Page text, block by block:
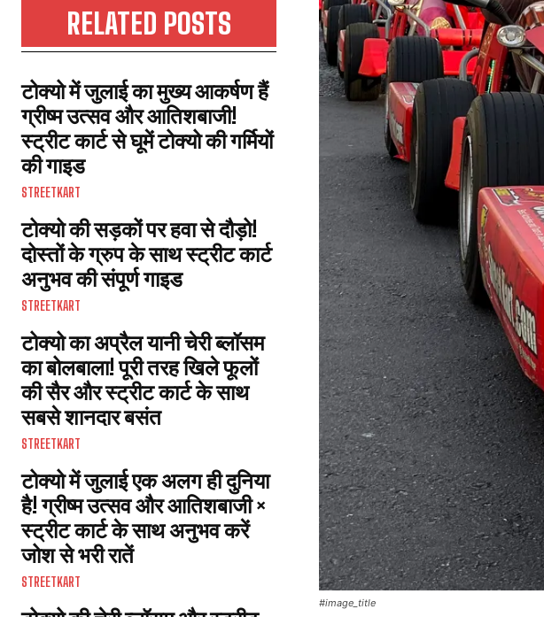
RELATED POSTS
टोक्यो में जुलाई का मुख्य आकर्षण हैं
ग्रीष्म उत्सव और आतिशबाजी!
स्ट्रीट कार्ट से घूमें टोक्यो की गर्मियों
की गाइड
STREETKART
टोक्यो की सड़कों पर हवा से दौड़ो!
दोस्तों के ग्रुप के साथ स्ट्रीट कार्ट
अनुभव की संपूर्ण गाइड
STREETKART
टोक्यो का अप्रैल यानी चेरी ब्लॉसम
का बोलबाला! पूरी तरह खिले फूलों
की सैर और स्ट्रीट कार्ट के साथ
सबसे शानदार बसंत
STREETKART
टोक्यो में जुलाई एक अलग ही दुनिया
है! ग्रीष्म उत्सव और आतिशबाजी ×
स्ट्रीट कार्ट के साथ अनुभव करें
जोश से भरी रातें
STREETKART
#image_title